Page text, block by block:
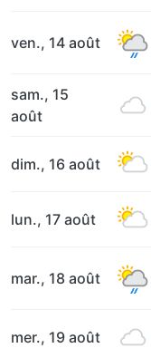
ven., 14 août
sam., 15
août
dim., 16 août
lun., 17 août
mar., 18 août
mer., 19 août